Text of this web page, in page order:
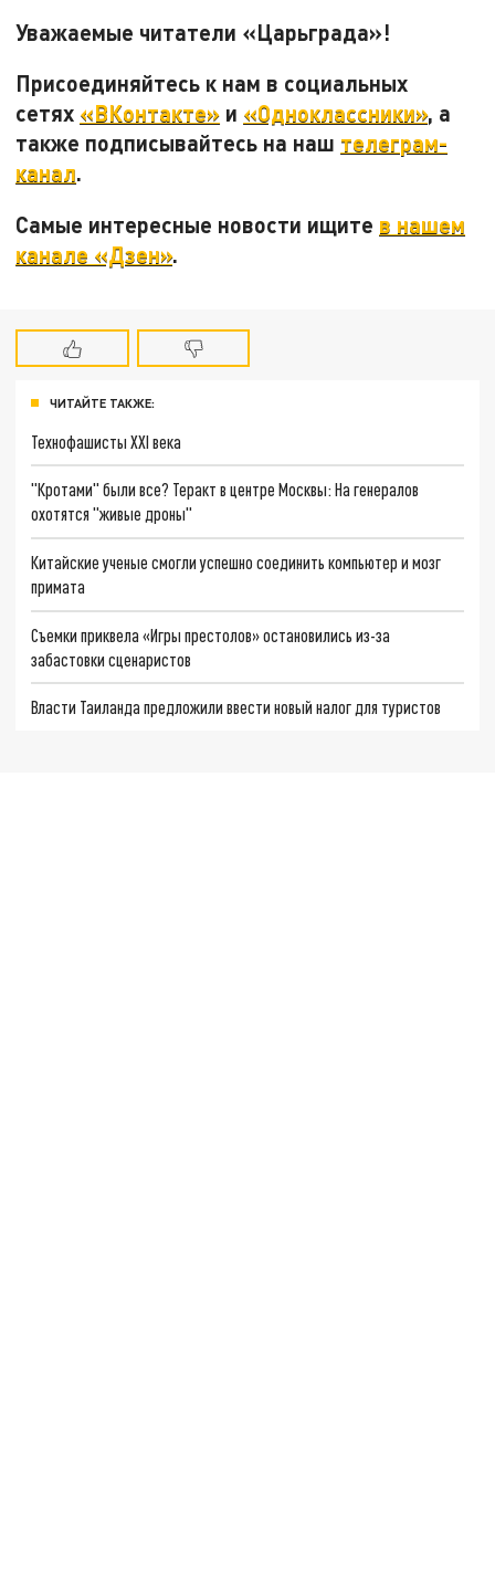
Уважаемые читатели «Царьграда»!
Присоединяйтесь к нам в социальных
сетях «ВКонтакте» и «Одноклассники», а
также подписывайтесь на наш телеграм-
канал.
Самые интересные новости ищите в нашем
канале «Дзен».
ЧИТАЙТЕ ТАКЖЕ:
Технофашисты XXI века
"Кротами" были все? Теракт в центре Москвы: На генералов
охотятся "живые дроны"
Китайские ученые смогли успешно соединить компьютер и мозг
примата
Съемки приквела «Игры престолов» остановились из-за
забастовки сценаристов
Власти Таиланда предложили ввести новый налог для туристов